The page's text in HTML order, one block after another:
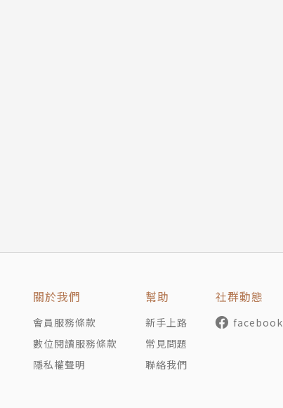
關於我們
會員服務條款
數位閱讀服務條款
隱私權聲明
幫助
新手上路
常見問題
聯絡我們
社群動態
facebook